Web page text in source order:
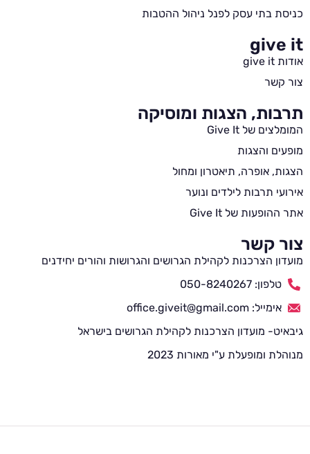
כניסת בתי עסק לפנל ניהול ההטבות
give it
אודות give it
צור קשר
תרבות, הצגות ומוסיקה
המומלצים של Give It
מופעים והצגות
הצגות, אופרה, תיאטרון ומחול
אירועי תרבות לילדים ונוער
אתר ההופעות של Give It
צור קשר
מועדון הצרכנות לקהילת הגרושים והגרושות והורים יחידנים
טלפון: 050-8240267
אימייל: office.giveit@gmail.com
גיבאיט- מועדון הצרכנות לקהילת הגרושים בישראל
מנוהלת ומופעלת ע"י מאורות 2023